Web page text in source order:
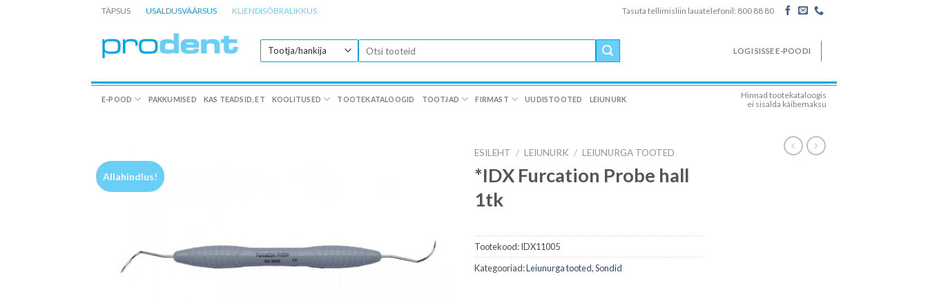
TÄPSUS USALDUSVÄÄRSUS KLIENDISÕBRALIKKUS Tasuta tellimisliin lauatelefonil: 800 88 80
LOGI SISSE E-POODI
E-POOD PAKKUMISED KAS TEADSID, ET KOOLITUSED TOOTEKATALOOGID TOOTJAD FIRMAST UUDISTOOTED LEIUNURK
Hinnad tootekataloogis
ei sisalda käibemaksu
Allahindlus!
ESILEHT / LEIUNURK / LEIUNURGA TOOTED
*IDX Furcation Probe hall
1tk
Tootekood:IDX11005
Kategooriad:Leiunurga tooted,Sondid